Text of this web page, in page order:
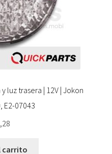
luz trasera | 12V | Jokon
E2-07043
carrito